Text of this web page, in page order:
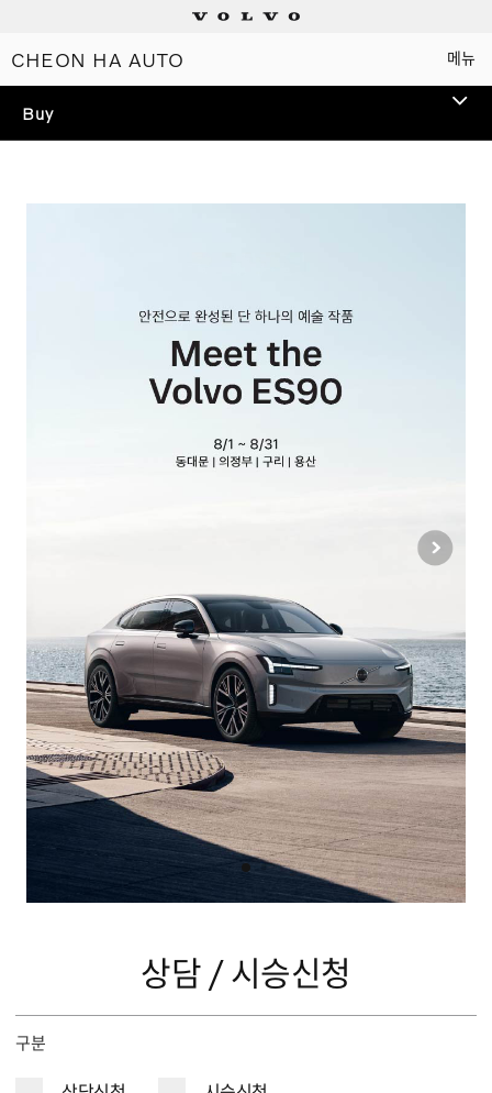
메뉴
CHEON HA AUTO
TEST DRIVE
상담 / 시승신청
Buy
구분
Electric
Plug-in hybrids
Mild hybrids
세일즈 컨설턴트
CHEON HA AUTO